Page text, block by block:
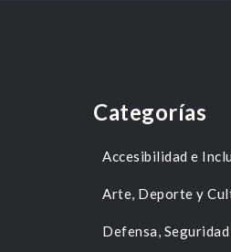
Categorías
Accesibilidad e
Arte, Deporte y
Defensa,